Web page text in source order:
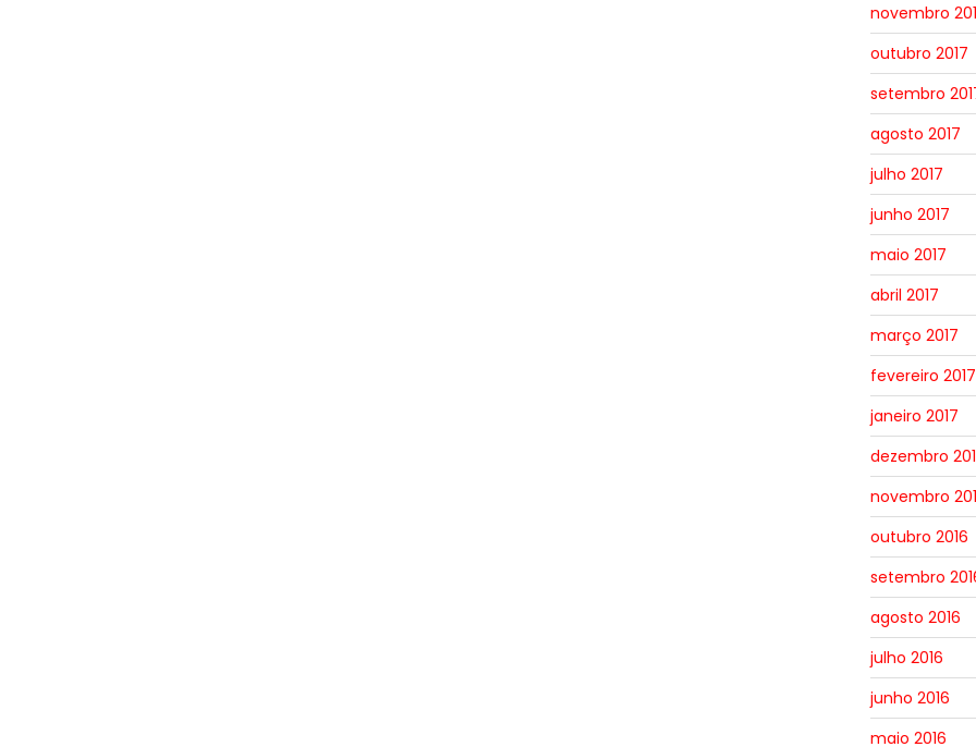
novembro
outubro 2017
setembro
agosto 2017
julho 2017
junho 2017
maio 2017
abril 2017
março 2017
fevereiro 2017
janeiro 2017
dezembro
novembro
outubro 2016
setembro
agosto 2016
julho 2016
junho 2016
maio 2016